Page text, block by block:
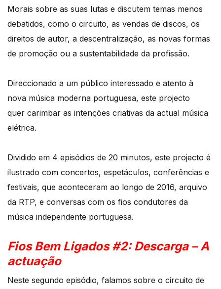
Morais sobre as suas lutas e discutem temas menos
debatidos, como o circuito, as vendas de discos, os
direitos de autor, a descentralização, as novas formas
de promoção ou a sustentabilidade da profissão.
Direccionado a um público interessado e atento à
nova música moderna portuguesa, este projecto
quer carimbar as intenções criativas da actual música
elétrica.
Dividido em 4 episódios de 20 minutos, este projecto é
ilustrado com concertos, espetáculos, conferências e
festivais, que aconteceram ao longo de 2016, arquivo
da RTP, e conversas com os fios condutores da
música independente portuguesa.
Fios Bem Ligados #2: Descarga – A
actuação
Neste segundo episódio, falamos sobre o circuito de